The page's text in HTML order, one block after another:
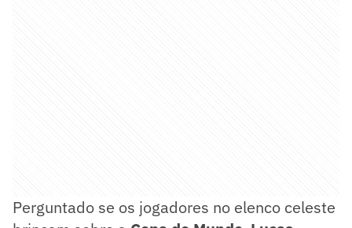
Perguntado se os jogadores no elenco celeste